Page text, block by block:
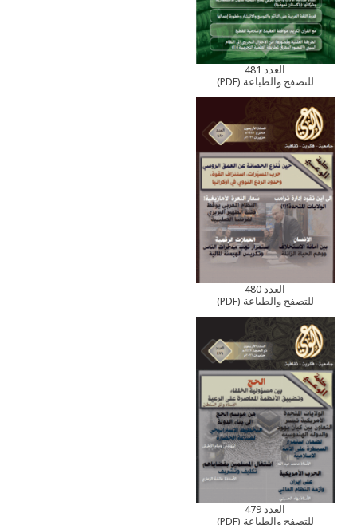
العدد 481
للتصفح والطباعة (PDF)
العدد 480
للتصفح والطباعة (PDF)
العدد 479
للتصفح والطباعة (PDF)